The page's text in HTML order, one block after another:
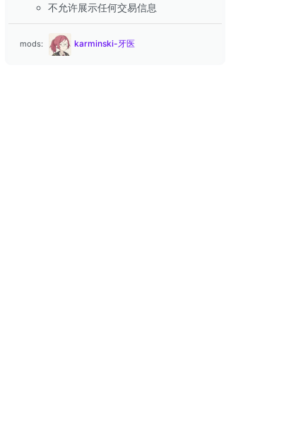
不允许展示任何交易信息
mods: karminski-牙医